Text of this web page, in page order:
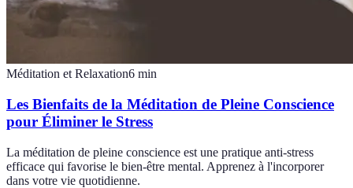
Méditation et Relaxation6 min
Les Bienfaits de la Méditation de Pleine Conscience
pour Éliminer le Stress
La méditation de pleine conscience est une pratique anti-stress
efficace qui favorise le bien-être mental. Apprenez à l'incorporer
dans votre vie quotidienne.